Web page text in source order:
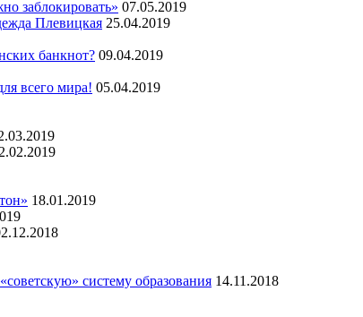
заблокировать» 07.05.2019
Плевицкая 25.04.2019
банкнот? 09.04.2019
всего мира! 05.04.2019
18.01.2019
систему образования 14.11.2018